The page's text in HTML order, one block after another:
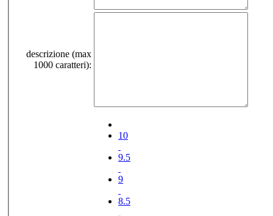
descrizione (max
1000 caratteri):
10
9.5
9
8.5